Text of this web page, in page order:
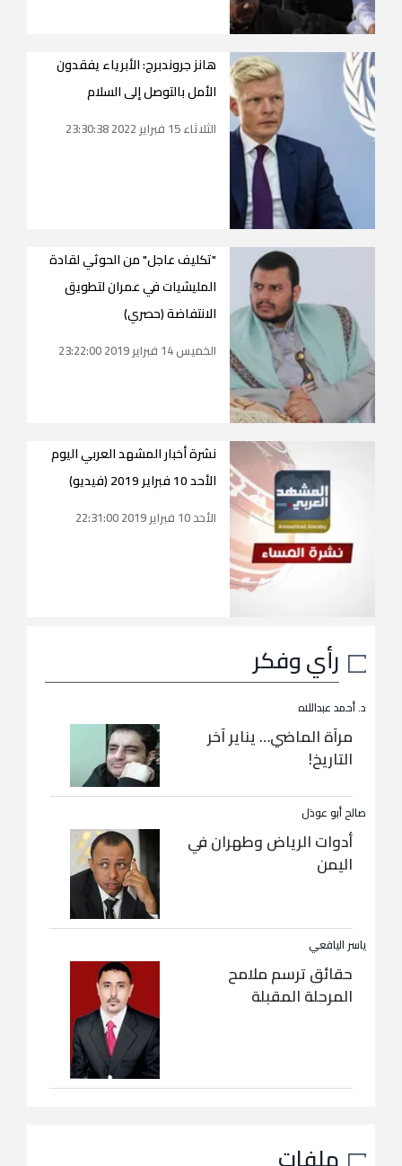
هانز جروندبرج: الأبرياء يفقدون
الأمل بالتوصل إلى السلام
الثلاثاء 15 فبراير 2022 23:30:38
"تكليف عاجل" من الحوثي لقادة
المليشيات في عمران لتطويق
الانتفاضة (حصري)
الخميس 14 فبراير 2019 23:22:00
نشرة أخبار المشهد العربي اليوم
الأحد 10 فبراير 2019 (فيديو)
الأحد 10 فبراير 2019 22:31:00
رأي وفكر
د. أحمد عبداللاه
مرآة الماضي… يناير آخر
التاريخ!
صالح أبو عوذل
أدوات الرياض وطهران في
اليمن
ياسر اليافعي
حقائق ترسم ملامح
المرحلة المقبلة